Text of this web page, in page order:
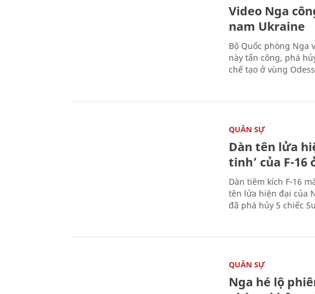
Video Nga
nam Ukraine
Bộ Quốc phòng Nga
này tấn công, phá
chế tạo ở vùng
QUÂN SỰ
Dàn tên lửa
tinh’ của F-16
Dàn tiêm kích F-16
tên lửa hiện đại của
đã phá hủy 5 chiếc
QUÂN SỰ
Nga hé lộ